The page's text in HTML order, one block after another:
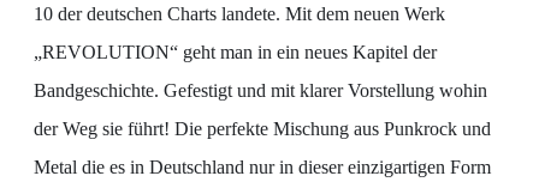
10 der deutschen Charts landete. Mit dem neuen Werk
„REVOLUTION“ geht man in ein neues Kapitel der
Bandgeschichte. Gefestigt und mit klarer Vorstellung wohin
der Weg sie führt! Die perfekte Mischung aus Punkrock und
Metal die es in Deutschland nur in dieser einzigartigen Form